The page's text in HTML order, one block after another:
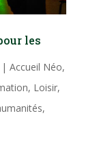
les
| Accueil Néo,
, Loisir,
,